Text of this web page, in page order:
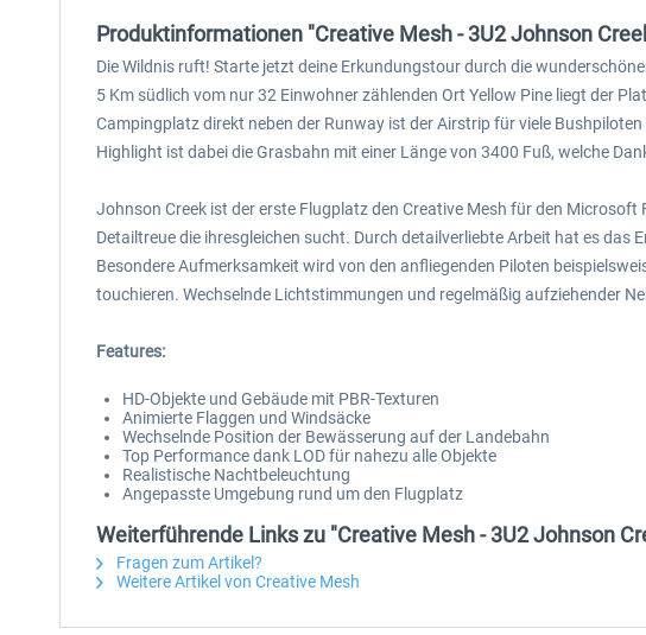
Produktinformationen "Creative Mesh - 3U2 Johnson
Die Wildnis ruft! Starte jetzt deine Erkundungstour durch die
5 Km südlich vom nur 32 Einwohner zählenden Ort Yellow Pine liegt der
Campingplatz direkt neben der Runway ist der Airstrip für viele
Highlight ist dabei die Grasbahn mit einer Länge von 3400 Fuß, welche
Johnson Creek ist der erste Flugplatz den Creative Mesh für den
Detailtreue die ihresgleichen sucht. Durch detailverliebte Arbeit hat es
Besondere Aufmerksamkeit wird von den anfliegenden Piloten
touchieren. Wechselnde Lichtstimmungen und regelmäßig aufziehender
Features:
HD-Objekte und Gebäude mit PBR-Texturen
Animierte Flaggen und Windsäcke
Wechselnde Position der Bewässerung auf der Landebahn
Top Performance dank LOD für nahezu alle Objekte
Realistische Nachtbeleuchtung
Angepasste Umgebung rund um den Flugplatz
Weiterführende Links zu "Creative Mesh - 3U2 Johnson
Fragen zum Artikel?
Weitere Artikel von Creative Mesh